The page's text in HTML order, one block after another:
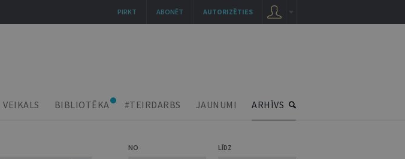
VEIKALS BIBLIOTĒKA #TEIRDARBS JAUNUMI ARHĪVS
NO LĪDZ
AUTORIZĒTIES
ABONĒT
PIRKT